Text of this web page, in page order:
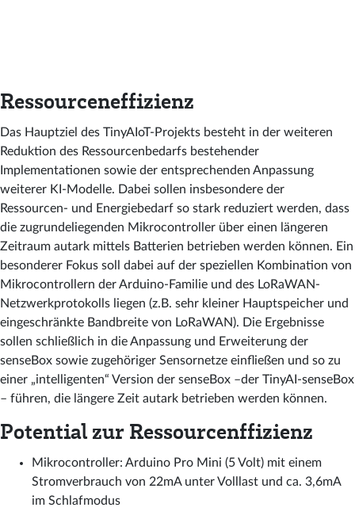
Ressourceneffizienz
Das Hauptziel des TinyAIoT-Projekts besteht in der weiteren
Reduktion des Ressourcenbedarfs bestehender
Implementationen sowie der entsprechenden Anpassung
weiterer KI-Modelle. Dabei sollen insbesondere der
Ressourcen- und Energiebedarf so stark reduziert werden, dass
die zugrundeliegenden Mikrocontroller über einen längeren
Zeitraum autark mittels Batterien betrieben werden können. Ein
besonderer Fokus soll dabei auf der speziellen Kombination von
Mikrocontrollern der Arduino-Familie und des LoRaWAN-
Netzwerkprotokolls liegen (z.B. sehr kleiner Hauptspeicher und
eingeschränkte Bandbreite von LoRaWAN). Die Ergebnisse
sollen schließlich in die Anpassung und Erweiterung der
senseBox sowie zugehöriger Sensornetze einfließen und so zu
einer „intelligenten“ Version der senseBox –der TinyAI-senseBox
– führen, die längere Zeit autark betrieben werden können.
Potential zur Ressourcenffizienz
Mikrocontroller: Arduino Pro Mini (5 Volt) mit einem
Stromverbrauch von 22mA unter Volllast und ca. 3,6mA
im Schlafmodus